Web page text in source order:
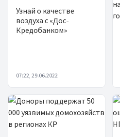
Узнай о качестве
воздуха с «Дос-
Кредобанком»
07:22, 29.06.2022